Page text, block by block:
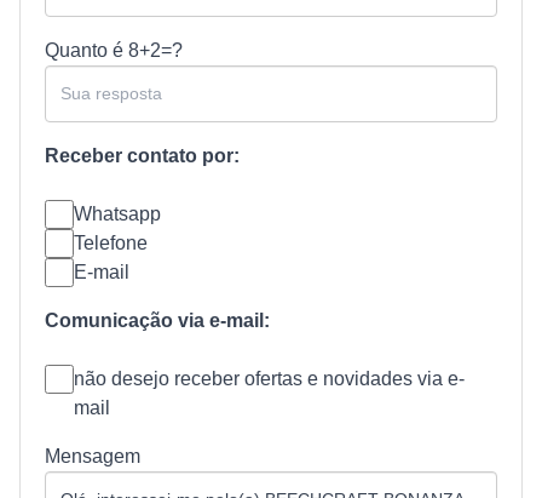
Quanto é 8+2=?
Receber contato por:
Whatsapp
Telefone
E-mail
Comunicação via e-mail:
não desejo receber ofertas e novidades via e-
mail
Mensagem